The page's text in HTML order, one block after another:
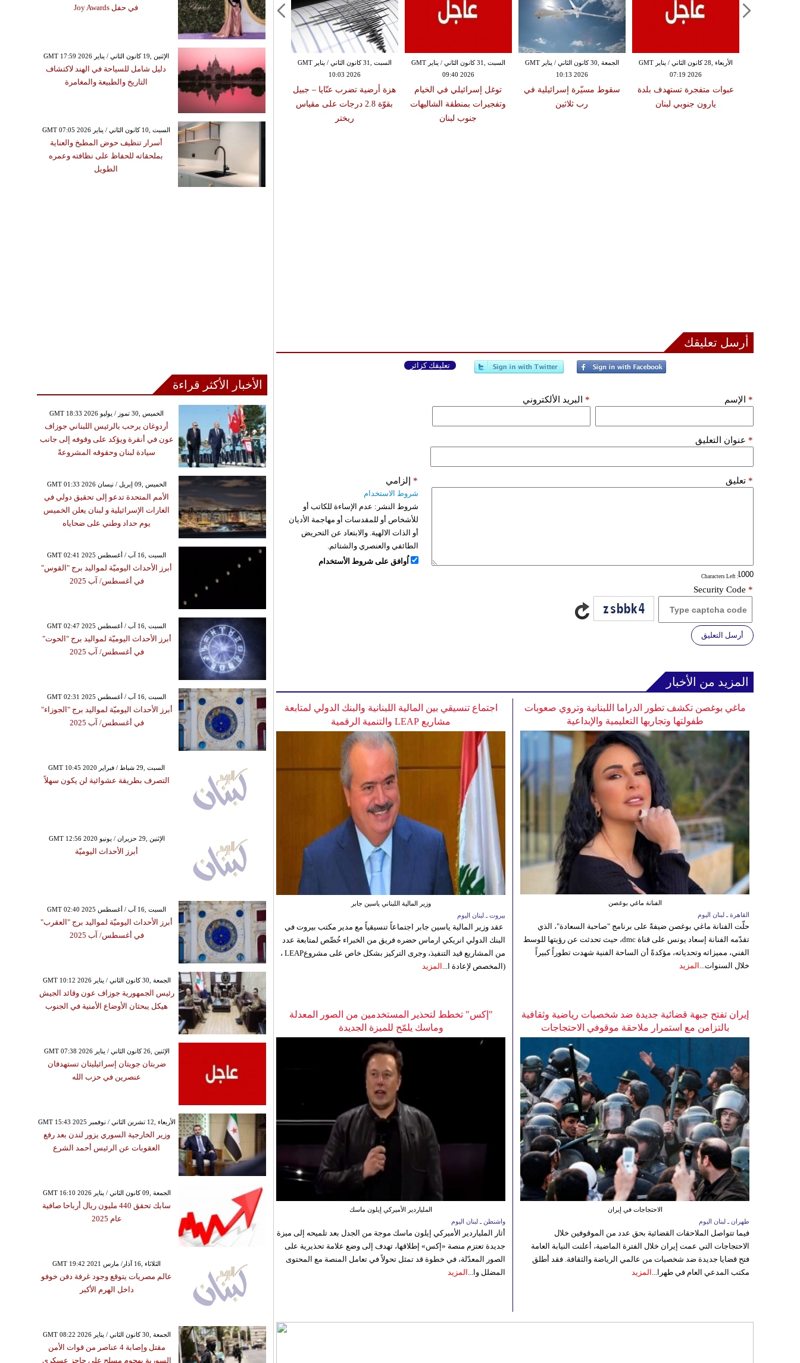
السبت ,31 كانون الثاني / يناير GMT
10:03 2026
هزة أرضية تضرب عنّايا – جبيل
بقوّة 2.8 درجات على مقياس
ريختر
السبت ,31 كانون الثاني / يناير GMT
09:40 2026
توغل إسرائيلي في الخيام
وتفجيرات بمنطقة الشاليهات
جنوب لبنان
الجمعة ,30 كانون الثاني / يناير GMT
10:13 2026
سقوط مسيّرة إسرائيلية في
رب ثلاثين
الأربعاء ,28 كانون الثاني / يناير GMT
07:19 2026
عبوات متفجرة تستهدف بلدة
يارون جنوبي لبنان
أرسل تعليقك
تعليقك كزائر
الإسم * البريد الألكتروني *
عنوان التعليق *
تعليق *
: Characters Left
إلزامي *
شروط الاستخدام
شروط النشر: عدم الإساءة للكاتب أو
للأشخاص أو للمقدسات أو مهاجمة الأديان
أو الذات الالهية. والابتعاد عن التحريض
الطائفي والعنصري والشتائم.
اُوافق على شروط الأستخدام
Security Code *
أرسل التعليق
المزيد من الأخبار
اجتماع تنسيقي بين المالية اللبنانية والبنك الدولي لمتابعة
مشاريع LEAP والتنمية الرقمية
وزير المالية اللبناني ياسين جابر
بيروت ـ لبنان اليوم
عقد وزير المالية ياسين جابر اجتماعاً تنسيقياً مع مدير مكتب بيروت في
البنك الدولي انريكي ارماس حضره فريق من الخبراء خُصِّص لمتابعة عدد
من المشاريع قيد التنفيذ، وجرى التركيز بشكل خاص على مشروعLEAP ،
(المخصص لإعادة ا... المزيد
ماغي بوغصن تكشف تطور الدراما اللبنانية وتروي صعوبات
طفولتها وتجاربها التعليمية والإبداعية
الفنانة ماغي بوغصن
القاهرة ـ لبنان اليوم
حلّت الفنانة ماغي بوغصن ضيفةً على برنامج "صاحبة السعادة"، الذي
تقدّمه الفنانة إسعاد يونس على قناة dmc، حيث تحدثت عن رؤيتها للوسط
الفني، مميزاته وتحدياته، مؤكدةً أن الساحة الفنية شهدت تطوراً كبيراً
خلال السنوات... المزيد
"إكس" تخطط لتحذير المستخدمين من الصور المعدلة
وماسك يلمّح للميزة الجديدة
الملياردير الأميركي إيلون ماسك
واشنطن ـ لبنان اليوم
أثار الملياردير الأميركي إيلون ماسك موجة من الجدل بعد تلميحه إلى ميزة
جديدة تعتزم منصة «إكس» إطلاقها، تهدف إلى وضع علامة تحذيرية على
الصور المعدّلة، في خطوة قد تمثل تحولاً في تعامل المنصة مع المحتوى
المضلل وا... المزيد
إيران تفتح جبهة قضائية جديدة ضد شخصيات رياضية وثقافية
بالتزامن مع استمرار ملاحقة موقوفي الاحتجاجات
الاحتجاجات في إيران
طهران ـ لبنان اليوم
فيما تتواصل الملاحقات القضائية بحق عدد من الموقوفين خلال
الاحتجاجات التي عمت إيران خلال الفترة الماضية، أعلنت النيابة العامة
فتح قضايا جديدة ضد شخصيات من عالمي الرياضة والثقافة. فقد أطلق
مكتب المدعي العام في طهرا... المزيد
في حفل Joy Awards
GMT 17:59 2026 الإثنين ,19 كانون الثاني / يناير
دليل شامل للسياحة في الهند لاكتشاف
التاريخ والطبيعة والمغامرة
GMT 07:05 2026 السبت ,10 كانون الثاني / يناير
أسرار تنظيف حوض المطبخ والعناية
بملحقاته للحفاظ على نظافته وعمره
الطويل
الأخبار الأكثر قراءة
GMT 18:33 2026 الخميس ,30 تموز / يوليو
أردوغان يرحب بالرئيس اللبناني جوزاف
عون في أنقرة ويؤكد على وقوفه إلى جانب
سيادة لبنان وحقوقه المشروعةً
GMT 01:33 2026 الخميس ,09 إبريل / نيسان
الأمم المتحدة تدعو إلى تحقيق دولي في
الغارات الإسرائيلية و لبنان يعلن الخميس
يوم حداد وطني على ضحاياه
GMT 02:41 2025 السبت ,16 آب / أغسطس
أبرز الأحداث اليوميّة لمواليد برج "القوس"
في أغسطس/ آب 2025
GMT 02:47 2025 السبت ,16 آب / أغسطس
أبرز الأحداث اليوميّة لمواليد برج "الحوت"
في أغسطس/ آب 2025
GMT 02:31 2025 السبت ,16 آب / أغسطس
أبرز الأحداث اليوميّة لمواليد برج "الجوزاء"
في أغسطس/ آب 2025
GMT 10:45 2020 السبت ,29 شباط / فبراير
التصرف بطريقة عشوائية لن يكون سهلاً
GMT 12:56 2020 الإثنين ,29 حزيران / يونيو
أبرز الأحداث اليوميّة
GMT 02:40 2025 السبت ,16 آب / أغسطس
أبرز الأحداث اليوميّة لمواليد برج "العقرب"
في أغسطس/ آب 2025
GMT 10:12 2026 الجمعة ,30 كانون الثاني / يناير
رئيس الجمهورية جوزاف عون وقائد الجيش
هيكل يبحثان الأوضاع الأمنية في الجنوب
GMT 07:38 2026 الإثنين ,26 كانون الثاني / يناير
ضربتان جويتان إسرائيليتان تستهدفان
عنصرين في حزب الله
GMT 15:43 2025 الأربعاء ,12 تشرين الثاني / نوفمبر
وزير الخارجية السوري يزور لندن بعد رفع
العقوبات عن الرئيس أحمد الشرع
GMT 16:10 2026 الجمعة ,09 كانون الثاني / يناير
سابك تحقق 440 مليون ريال أرباحا صافية
عام 2025
GMT 19:42 2021 الثلاثاء ,16 آذار/ مارس
عالم مصريات يتوقع وجود غرفة دفن خوفو
داخل الهرم الأكبر
GMT 08:22 2026 الجمعة ,30 كانون الثاني / يناير
مقتل وإصابة 4 عناصر من قوات الأمن
السورية بهجوم مسلح على حاجز عسكري